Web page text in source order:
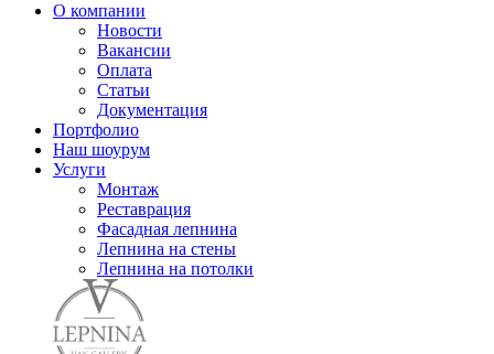
О компании
Новости
Вакансии
Оплата
Статьи
Документация
Портфолио
Наш шоурум
Услуги
Монтаж
Реставрация
Фасадная лепнина
Лепнина на стены
Лепнина на потолки